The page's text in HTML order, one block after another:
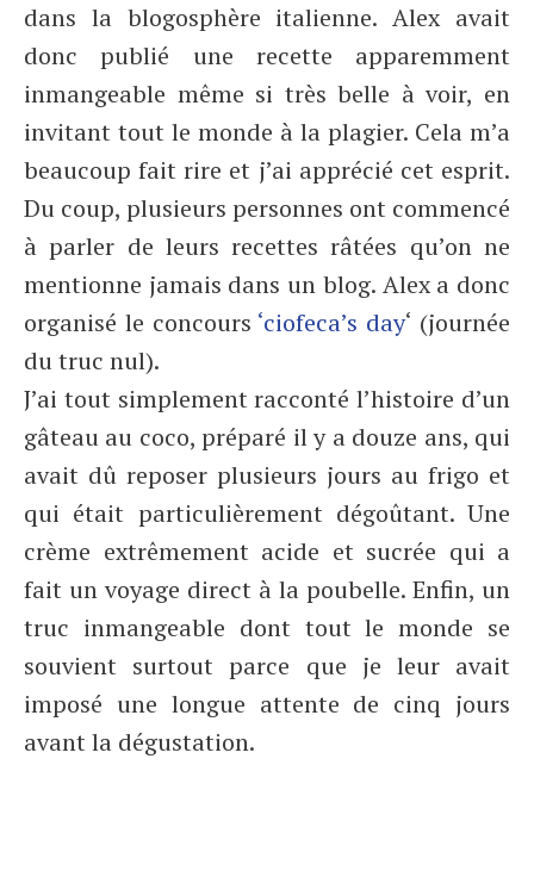
dans la blogosphère italienne. Alex avait
donc publié une recette apparemment
inmangeable même si très belle à voir, en
invitant tout le monde à la plagier. Cela m’a
beaucoup fait rire et j’ai apprécié cet esprit.
Du coup, plusieurs personnes ont commencé
à parler de leurs recettes râtées qu’on ne
mentionne jamais dans un blog. Alex a donc
organisé le concours ‘ciofeca’s day‘ (journée
du truc nul).
J’ai tout simplement racconté l’histoire d’un
gâteau au coco, préparé il y a douze ans, qui
avait dû reposer plusieurs jours au frigo et
qui était particulièrement dégoûtant. Une
crème extrêmement acide et sucrée qui a
fait un voyage direct à la poubelle. Enfin, un
truc inmangeable dont tout le monde se
souvient surtout parce que je leur avait
imposé une longue attente de cinq jours
avant la dégustation.